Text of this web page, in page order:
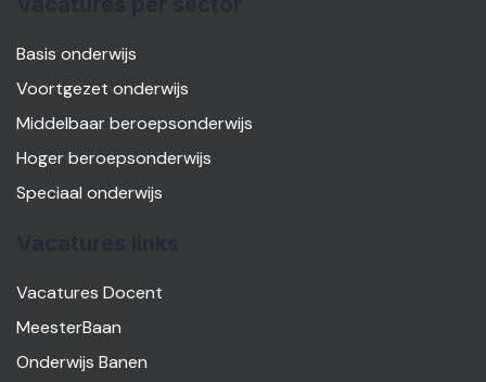
Basis onderwijs
Voortgezet onderwijs
Middelbaar beroepsonderwijs
Hoger beroepsonderwijs
Speciaal onderwijs
Vacatures Docent
MeesterBaan
Onderwijs Banen